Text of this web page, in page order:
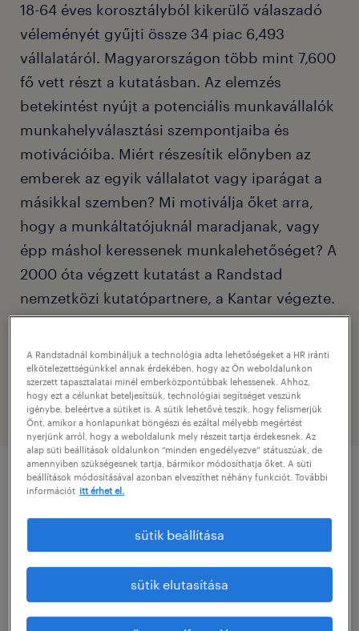
18-64 éves korosztályból kikerülő válaszadó
véleményét gyűjti össze 34 piac 6,493
vállalatáról. Magyarországon több mint 7,600
fő vett részt a kutatásban. Az elemzés
betekintést nyújt a potenciális munkavállalók
munkahelyválasztási szempontjaiba és
motivációiba. Miért részesítik előnyben az
emberek az egyik vállalatot vagy iparágat a
másikkal szemben? Mi motiválja őket arra,
hogy a munkáltatójuknál maradjanak, vagy
épp máshol keressenek munkalehetőséget? A
2000 óta végzett kutatást a Randstad
nemzetközi kutatópartnere, a Kantar végezte.
A 2021-es kutatás lekérdezése 2021.
alapján ítélik oda évről évre a legvonzóbb
munkáltatóknak járó Randstad Award díjakat.
A Randstadnál kombináljuk a technológia adta lehetőségeket a HR iránti
elkötelezettségünkkel annak érdekében, hogy az Ön weboldalunkon
szerzett tapasztalatai minél emberközpontúbbak lehessenek. Ahhoz,
hogy ezt a célunkat beteljesítsük, technológiai segítséget veszünk
igénybe, beleértve a sütiket is. A sütik lehetővé teszik, hogy felismerjük
Önt, amikor a honlapunkat böngészi és ezáltal mélyebb megértést
nyerjünk arról, hogy a weboldalunk mely részeit tartja érdekesnek. Az
alap süti beállítások oldalunkon “minden engedélyezve” státuszúak, de
amennyiben szükségesnek tartja, bármikor módosíthatja őket. A süti
beállítások módosításával azonban elveszíthet néhány funkciót. További
információt itt érhet el.
sütik beállítása
sütik elutasítása